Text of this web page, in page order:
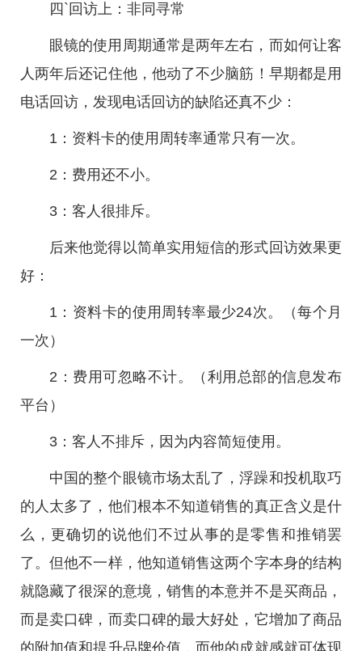
四`回访上：非同寻常
眼镜的使用周期通常是两年左右，而如何让客
人两年后还记住他，他动了不少脑筋！早期都是用
电话回访，发现电话回访的缺陷还真不少：
1：资料卡的使用周转率通常只有一次。
2：费用还不小。
3：客人很排斥。
后来他觉得以简单实用短信的形式回访效果更
好：
1：资料卡的使用周转率最少24次。（每个月
一次）
2：费用可忽略不计。（利用总部的信息发布
平台）
3：客人不排斥，因为内容简短使用。
中国的整个眼镜市场太乱了，浮躁和投机取巧
的人太多了，他们根本不知道销售的真正含义是什
么，更确切的说他们不过从事的是零售和推销罢
了。但他不一样，他知道销售这两个字本身的结构
就隐藏了很深的意境，销售的本意并不是买商品，
而是卖口碑，而卖口碑的最大好处，它增加了商品
的附加值和提升品牌价值，而他的成就感就可体现